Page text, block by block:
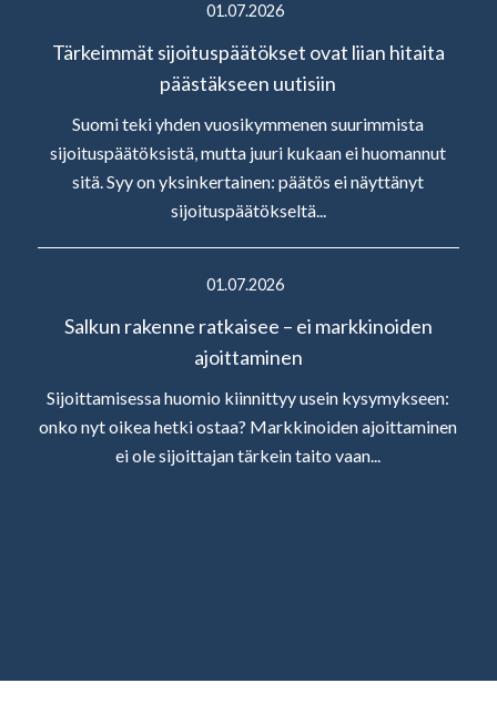
01.07.2026
Tärkeimmät sijoituspäätökset ovat liian hitaita
päästäkseen uutisiin
Suomi teki yhden vuosikymmenen suurimmista
sijoituspäätöksistä, mutta juuri kukaan ei huomannut
sitä. Syy on yksinkertainen: päätös ei näyttänyt
sijoituspäätökseltä...
01.07.2026
Salkun rakenne ratkaisee – ei markkinoiden
ajoittaminen
Sijoittamisessa huomio kiinnittyy usein kysymykseen:
onko nyt oikea hetki ostaa? Markkinoiden ajoittaminen
ei ole sijoittajan tärkein taito vaan...